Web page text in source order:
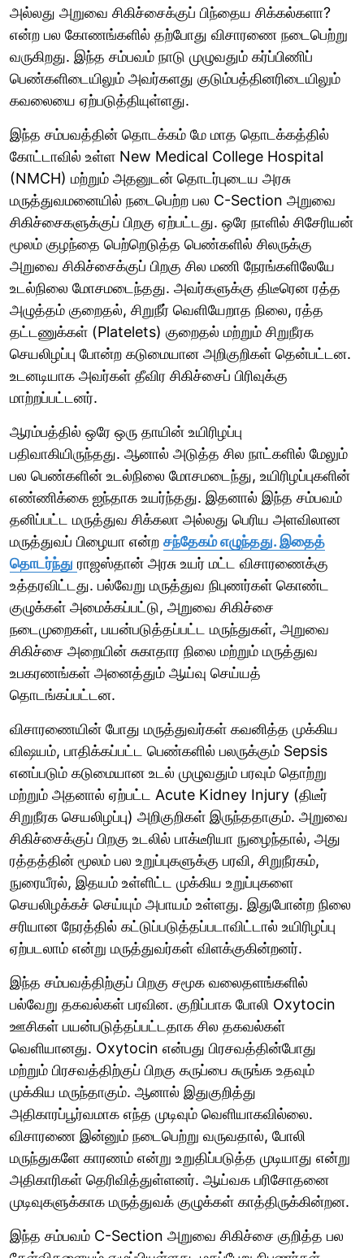
அல்லது அறுவை சிகிச்சைக்குப் பிந்தைய சிக்கல்களா?
என்ற பல கோணங்களில் தற்போது விசாரணை நடைபெற்று
வருகிறது. இந்த சம்பவம் நாடு முழுவதும் கர்ப்பிணிப்
பெண்களிடையிலும் அவர்களது குடும்பத்தினரிடையிலும்
கவலையை ஏற்படுத்தியுள்ளது.
இந்த சம்பவத்தின் தொடக்கம் மே மாத தொடக்கத்தில்
கோட்டாவில் உள்ள New Medical College Hospital
(NMCH) மற்றும் அதனுடன் தொடர்புடைய அரசு
மருத்துவமனையில் நடைபெற்ற பல C-Section அறுவை
சிகிச்சைகளுக்குப் பிறகு ஏற்பட்டது. ஒரே நாளில் சிசேரியன்
மூலம் குழந்தை பெற்றெடுத்த பெண்களில் சிலருக்கு
அறுவை சிகிச்சைக்குப் பிறகு சில மணி நேரங்களிலேயே
உடல்நிலை மோசமடைந்தது. அவர்களுக்கு திடீரென ரத்த
அழுத்தம் குறைதல், சிறுநீர் வெளியேறாத நிலை, ரத்த
தட்டணுக்கள் (Platelets) குறைதல் மற்றும் சிறுநீரக
செயலிழப்பு போன்ற கடுமையான அறிகுறிகள் தென்பட்டன.
உடனடியாக அவர்கள் தீவிர சிகிச்சைப் பிரிவுக்கு
மாற்றப்பட்டனர்.
ஆரம்பத்தில் ஒரே ஒரு தாயின் உயிரிழப்பு
பதிவாகியிருந்தது. ஆனால் அடுத்த சில நாட்களில் மேலும்
பல பெண்களின் உடல்நிலை மோசமடைந்து, உயிரிழப்புகளின்
எண்ணிக்கை ஐந்தாக உயர்ந்தது. இதனால் இந்த சம்பவம்
தனிப்பட்ட மருத்துவ சிக்கலா அல்லது பெரிய அளவிலான
மருத்துவப் பிழையா என்ற சந்தேகம் எழுந்தது. இதைத்
தொடர்ந்து ராஜஸ்தான் அரசு உயர் மட்ட விசாரணைக்கு
உத்தரவிட்டது. பல்வேறு மருத்துவ நிபுணர்கள் கொண்ட
குழுக்கள் அமைக்கப்பட்டு, அறுவை சிகிச்சை
நடைமுறைகள், பயன்படுத்தப்பட்ட மருந்துகள், அறுவை
சிகிச்சை அறையின் சுகாதார நிலை மற்றும் மருத்துவ
உபகரணங்கள் அனைத்தும் ஆய்வு செய்யத்
தொடங்கப்பட்டன.
விசாரணையின் போது மருத்துவர்கள் கவனித்த முக்கிய
விஷயம், பாதிக்கப்பட்ட பெண்களில் பலருக்கும் Sepsis
எனப்படும் கடுமையான உடல் முழுவதும் பரவும் தொற்று
மற்றும் அதனால் ஏற்பட்ட Acute Kidney Injury (திடீர்
சிறுநீரக செயலிழப்பு) அறிகுறிகள் இருந்ததாகும். அறுவை
சிகிச்சைக்குப் பிறகு உடலில் பாக்டீரியா நுழைந்தால், அது
ரத்தத்தின் மூலம் பல உறுப்புகளுக்கு பரவி, சிறுநீரகம்,
நுரையீரல், இதயம் உள்ளிட்ட முக்கிய உறுப்புகளை
செயலிழக்கச் செய்யும் அபாயம் உள்ளது. இதுபோன்ற நிலை
சரியான நேரத்தில் கட்டுப்படுத்தப்படாவிட்டால் உயிரிழப்பு
ஏற்படலாம் என்று மருத்துவர்கள் விளக்குகின்றனர்.
இந்த சம்பவத்திற்குப் பிறகு சமூக வலைதளங்களில்
பல்வேறு தகவல்கள் பரவின. குறிப்பாக போலி Oxytocin
ஊசிகள் பயன்படுத்தப்பட்டதாக சில தகவல்கள்
வெளியானது. Oxytocin என்பது பிரசவத்தின்போது
மற்றும் பிரசவத்திற்குப் பிறகு கருப்பை சுருங்க உதவும்
முக்கிய மருந்தாகும். ஆனால் இதுகுறித்து
அதிகாரப்பூர்வமாக எந்த முடிவும் வெளியாகவில்லை.
விசாரணை இன்னும் நடைபெற்று வருவதால், போலி
மருந்துகளே காரணம் என்று உறுதிப்படுத்த முடியாது என்று
அதிகாரிகள் தெரிவித்துள்ளனர். ஆய்வக பரிசோதனை
முடிவுகளுக்காக மருத்துவக் குழுக்கள் காத்திருக்கின்றன.
இந்த சம்பவம் C-Section அறுவை சிகிச்சை குறித்த பல